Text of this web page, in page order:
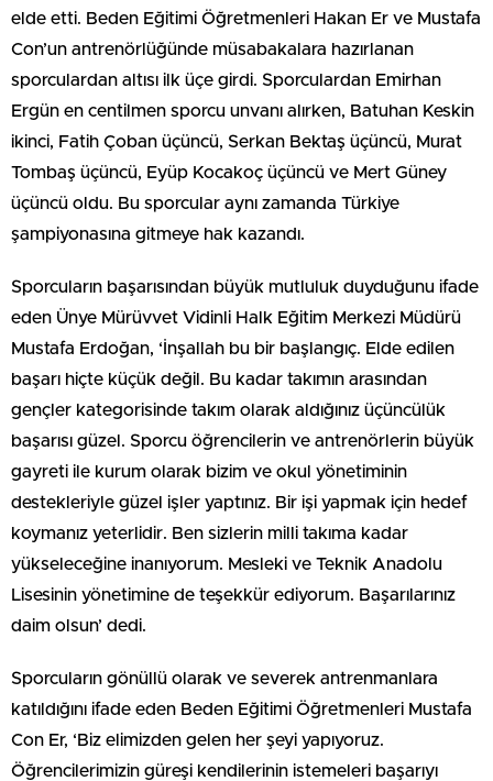
elde etti. Beden Eğitimi Öğretmenleri Hakan Er ve Mustafa
Con’un antrenörlüğünde müsabakalara hazırlanan
sporculardan altısı ilk üçe girdi. Sporculardan Emirhan
Ergün en centilmen sporcu unvanı alırken, Batuhan Keskin
ikinci, Fatih Çoban üçüncü, Serkan Bektaş üçüncü, Murat
Tombaş üçüncü, Eyüp Kocakoç üçüncü ve Mert Güney
üçüncü oldu. Bu sporcular aynı zamanda Türkiye
şampiyonasına gitmeye hak kazandı.
Sporcuların başarısından büyük mutluluk duyduğunu ifade
eden Ünye Mürüvvet Vidinli Halk Eğitim Merkezi Müdürü
Mustafa Erdoğan, ‘İnşallah bu bir başlangıç. Elde edilen
başarı hiçte küçük değil. Bu kadar takımın arasından
gençler kategorisinde takım olarak aldığınız üçüncülük
başarısı güzel. Sporcu öğrencilerin ve antrenörlerin büyük
gayreti ile kurum olarak bizim ve okul yönetiminin
destekleriyle güzel işler yaptınız. Bir işi yapmak için hedef
koymanız yeterlidir. Ben sizlerin milli takıma kadar
yükseleceğine inanıyorum. Mesleki ve Teknik Anadolu
Lisesinin yönetimine de teşekkür ediyorum. Başarılarınız
daim olsun’ dedi.
Sporcuların gönüllü olarak ve severek antrenmanlara
katıldığını ifade eden Beden Eğitimi Öğretmenleri Mustafa
Con Er, ‘Biz elimizden gelen her şeyi yapıyoruz.
Öğrencilerimizin güreşi kendilerinin istemeleri başarıyı